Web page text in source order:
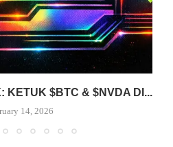
KETUK $BTC & $NVDA DI...
14, 2026